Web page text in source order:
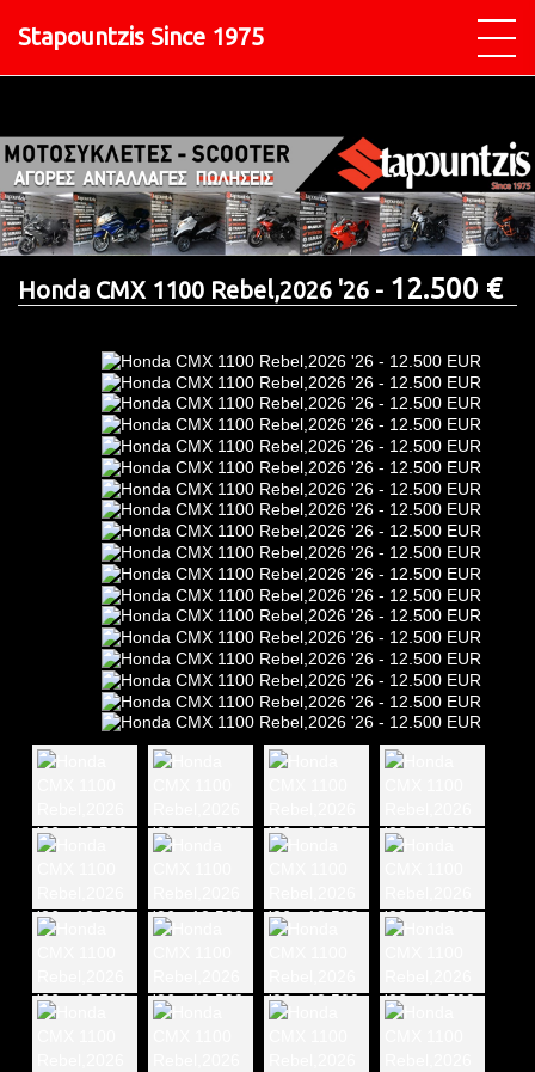
Stapountzis Since 1975
Honda CMX 1100 Rebel,2026 '26 - 12.500 €